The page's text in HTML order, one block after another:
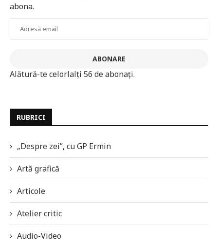
abona.
ABONARE
Alătură-te celorlalți 56 de abonați.
RUBRICI
„Despre zei”, cu GP Ermin
Artă grafică
Articole
Atelier critic
Audio-Video